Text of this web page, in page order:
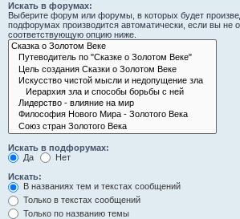
Искать в форумах:
Выберите форум или форумы, в которых будет
подфорумах производится автоматически, если вы не
соответствующую опцию ниже.
Искать в подфорумах:
Да
Нет
Искать:
В названиях тем и текстах сообщений
Только в текстах сообщений
Только по названию темы